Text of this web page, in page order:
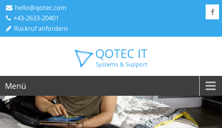
hello@qotec.com
+43-2633-20401
Rückruf anfordern
Menü